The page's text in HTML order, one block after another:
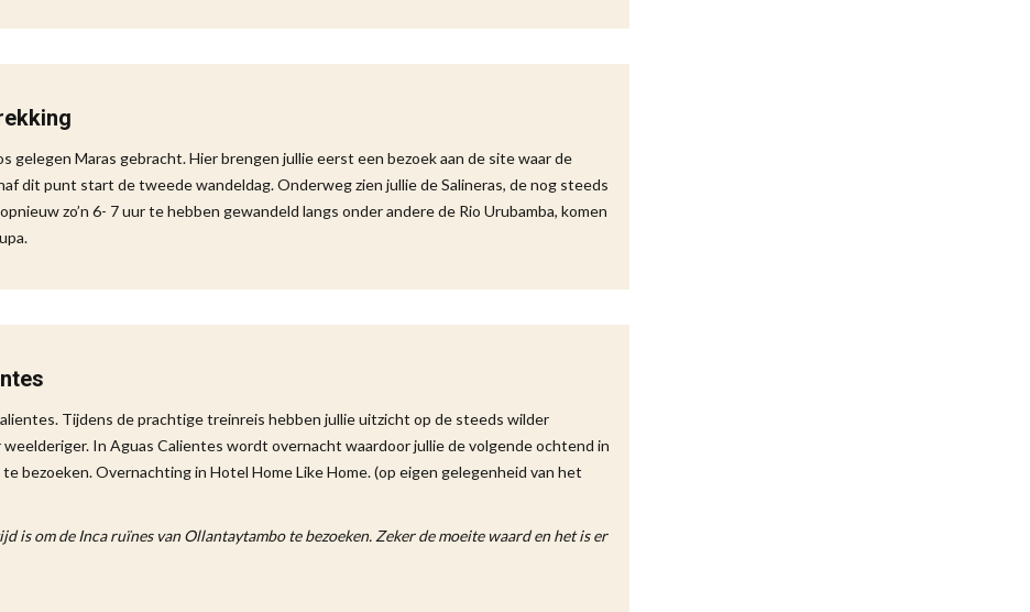
Maras gebracht. Hier brengen jullie eerst een bezoek aan de site waar de
dit punt start de tweede wandeldag. Onderweg zien jullie de Salineras, de nog steeds
zo’n 6- 7 uur te hebben gewandeld langs onder andere de Rio Urubamba, komen
Tijdens de prachtige treinreis hebben jullie uitzicht op de steeds wilder
In Aguas Calientes wordt overnacht waardoor jullie de volgende ochtend in
bezoeken. Overnachting in Hotel Home Like Home. (op eigen gelegenheid van het
is om de Inca ruïnes van Ollantaytambo te bezoeken. Zeker de moeite waard en het is er